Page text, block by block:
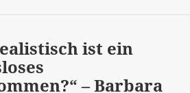
ist ein
– Barbara